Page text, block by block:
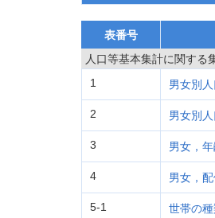
表番号
人口等基本集計に関する
1
男女別
2 男女別
3 男女，
4 男女，
5-1 世帯の